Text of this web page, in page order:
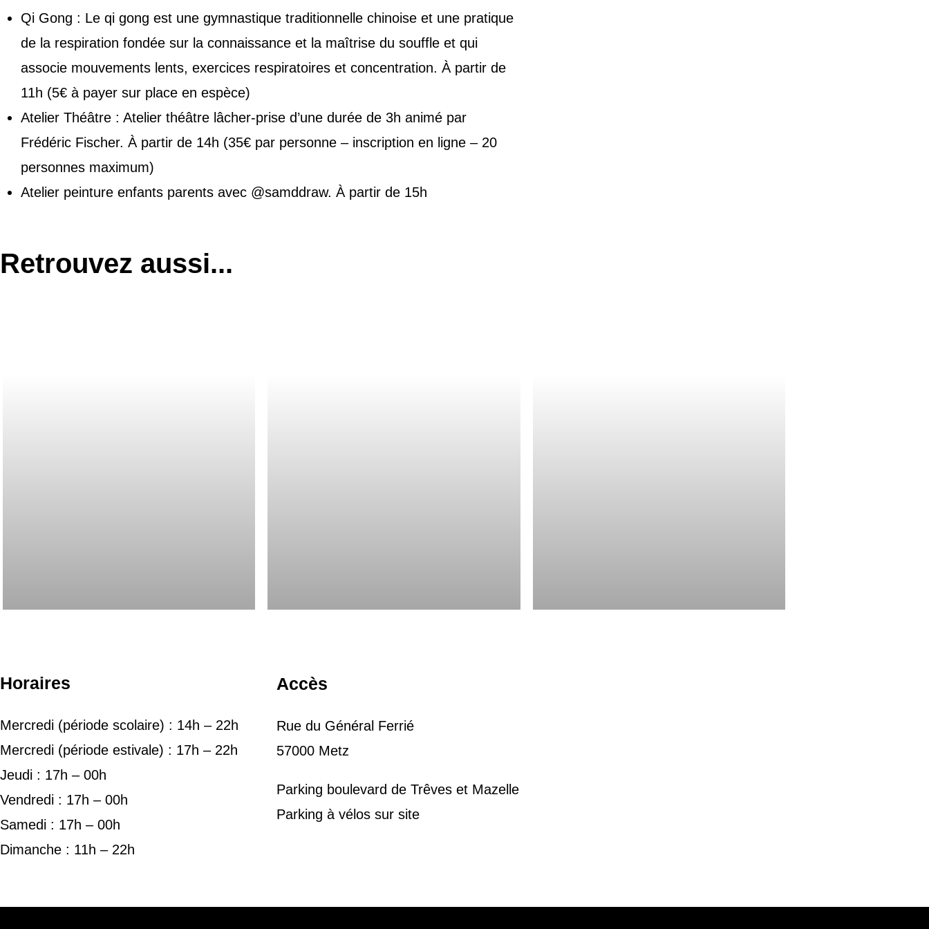
Qi Gong : Le qi gong est une gymnastique traditionnelle chinoise et une pratique
de la respiration fondée sur la connaissance et la maîtrise du souffle et qui
associe mouvements lents, exercices respiratoires et concentration. À partir de
11h (5€ à payer sur place en espèce)
Atelier Théâtre : Atelier théâtre lâcher-prise d’une durée de 3h animé par
Frédéric Fischer. À partir de 14h (35€ par personne – inscription en ligne – 20
personnes maximum)
Atelier peinture enfants parents avec @‌samddraw. À partir de 15h
Retrouvez aussi...
Horaires
Mercredi (période scolaire) : 14h – 22h
Mercredi (période estivale) : 17h – 22h
Jeudi : 17h – 00h
Vendredi : 17h – 00h
Samedi : 17h – 00h
Dimanche : 11h – 22h
Accès
Rue du Général Ferrié
57000 Metz
Parking boulevard de Trêves et Mazelle
Parking à vélos sur site